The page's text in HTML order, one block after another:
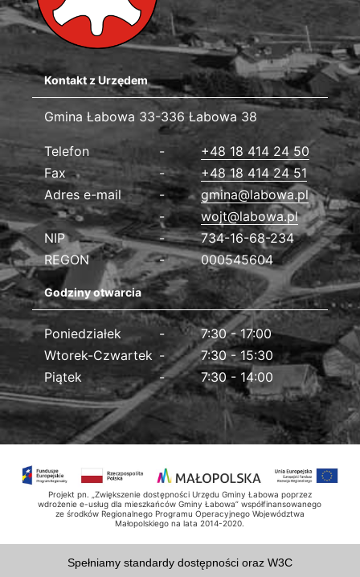
Kontakt z Urzędem
Gmina Łabowa
Gmina Łabowa 33-336 Łabowa 38
Dane kontaktowe
Telefon
+48 18 414 24 50
Fax
+48 18 414 24 51
Adres e-mail
gmina@labowa.pl
wojt@labowa.pl
NIP
734-16-68-234
REGON
000545604
Godziny otwarcia
Poniedziałek
7:30 - 17:00
Wtorek-Czwartek
7:30 - 15:30
Piątek
7:30 - 14:00
Projekt pn. „Zwiększenie dostępności Urzędu Gminy Łabowa poprzez
wdrożenie e-usług dla mieszkańców Gminy Łabowa” współfinansowanego
ze środków Regionalnego Programu Operacyjnego Województwa
Małopolskiego na lata 2014-2020.
Spełniamy standardy dostępności oraz W3C